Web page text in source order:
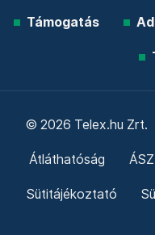
Támogatás
© 2026 Telex.hu Zrt.
Átláthatóság
Sütitájékoztató